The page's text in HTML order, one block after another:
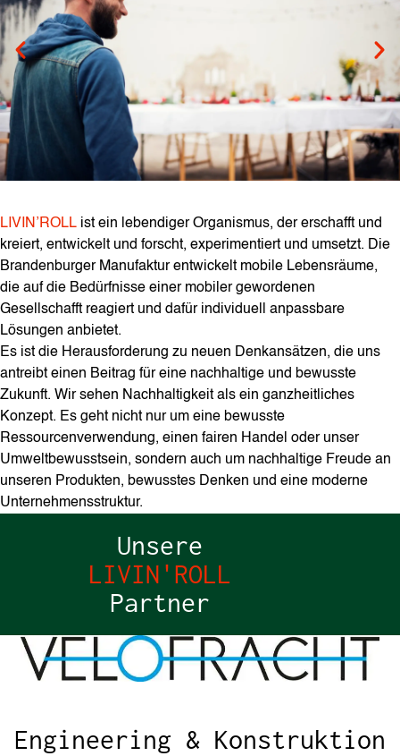
LIVIN’ROLL ist ein lebendiger Organismus, der erschafft und
kreiert, entwickelt und forscht, experimentiert und umsetzt. Die
Brandenburger Manufaktur entwickelt mobile Lebensräume,
die auf die Bedürfnisse einer mobiler gewordenen
Gesellschafft reagiert und dafür individuell anpassbare
Lösungen anbietet.
Es ist die Herausforderung zu neuen Denkansätzen, die uns
antreibt einen Beitrag für eine nachhaltige und bewusste
Zukunft. Wir sehen Nachhaltigkeit als ein ganzheitliches
Konzept. Es geht nicht nur um eine bewusste
Ressourcenverwendung, einen fairen Handel oder unser
Umweltbewusstsein, sondern auch um nachhaltige Freude an
unseren Produkten, bewusstes Denken und eine moderne
Unternehmensstruktur.
Unsere
LIVIN'ROLL
Partner
Engineering & Konstruktion